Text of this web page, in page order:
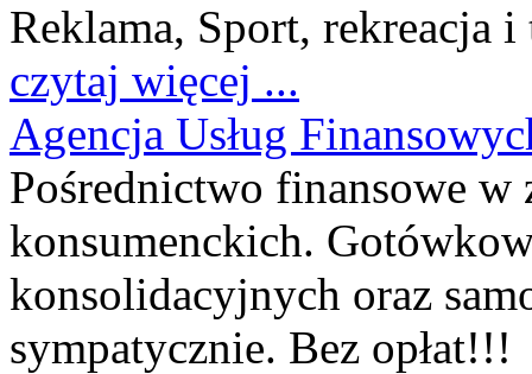
Reklama, Sport, rekreacja
czytaj więcej ...
Agencja Usług
Pośrednictwo finansowe w
konsumenckich.
konsolidacyjnych oraz
sympatycznie. Bez opłat!!!